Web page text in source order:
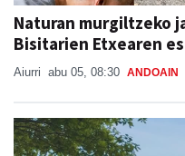
Naturan murgiltzeko
Bisitarien Etxearen
Aiurri abu 05, 08:30 ANDOAIN